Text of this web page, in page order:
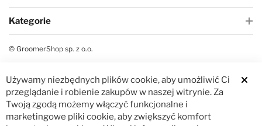
Kategorie
© GroomerShop sp. z o.o.
Używamy niezbędnych plików cookie, aby umożliwić Ci
przeglądanie i robienie zakupów w naszej witrynie. Za
Twoją zgodą możemy włączyć funkcjonalne i
marketingowe pliki cookie, aby zwiększyć komfort